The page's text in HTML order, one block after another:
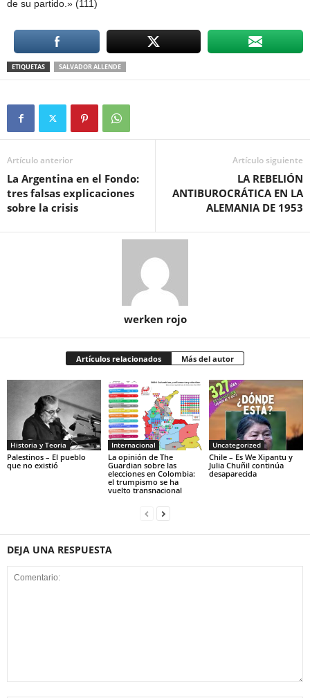
de su partido.» (111)
ETIQUETAS SALVADOR ALLENDE
Artículo anterior
La Argentina en el Fondo:
tres falsas explicaciones
sobre la crisis
Artículo siguiente
LA REBELIÓN
ANTIBUROCRÁTICA EN LA
ALEMANIA DE 1953
werken rojo
Artículos relacionados Más del autor
Historia y Teoria
Palestinos – El pueblo
que no existió
Internacional
La opinión de The
Guardian sobre las
elecciones en Colombia:
el trumpismo se ha
vuelto transnacional
Uncategorized
Chile – Es We Xipantu y
Julia Chuñil continúa
desaparecida
DEJA UNA RESPUESTA